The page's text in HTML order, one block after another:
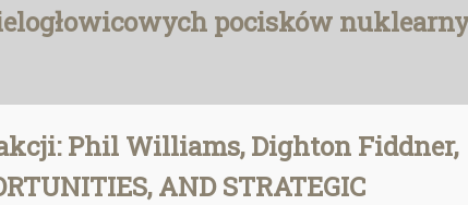
pocisków
Phil Williams, Dighton Fiddner,
AND STRATEGIC